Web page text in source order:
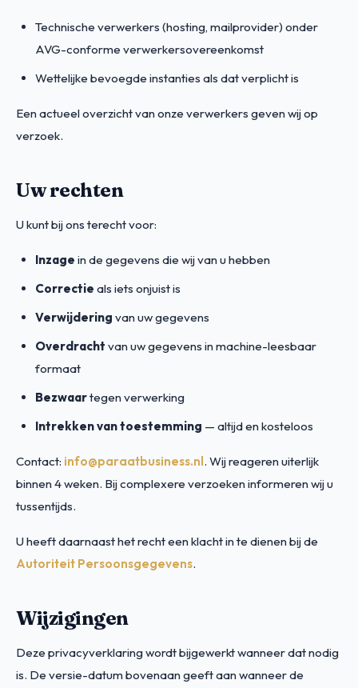
Technische verwerkers (hosting, mailprovider) onder
AVG-conforme verwerkersovereenkomst
Wettelijke bevoegde instanties als dat verplicht is
Een actueel overzicht van onze verwerkers geven wij op
verzoek.
Uw rechten
U kunt bij ons terecht voor:
Inzage in de gegevens die wij van u hebben
Correctie als iets onjuist is
Verwijdering van uw gegevens
Overdracht van uw gegevens in machine-leesbaar
formaat
Bezwaartegen verwerking
Intrekken van toestemming — altijd en kosteloos
Contact: info@paraatbusiness.nl. Wij reageren uiterlijk
binnen 4 weken. Bij complexere verzoeken informeren wij u
tussentijds.
U heeft daarnaast het recht een klacht in te dienen bij de
Autoriteit Persoonsgegevens.
Wijzigingen
Deze privacyverklaring wordt bijgewerkt wanneer dat nodig
is. De versie-datum bovenaan geeft aan wanneer de